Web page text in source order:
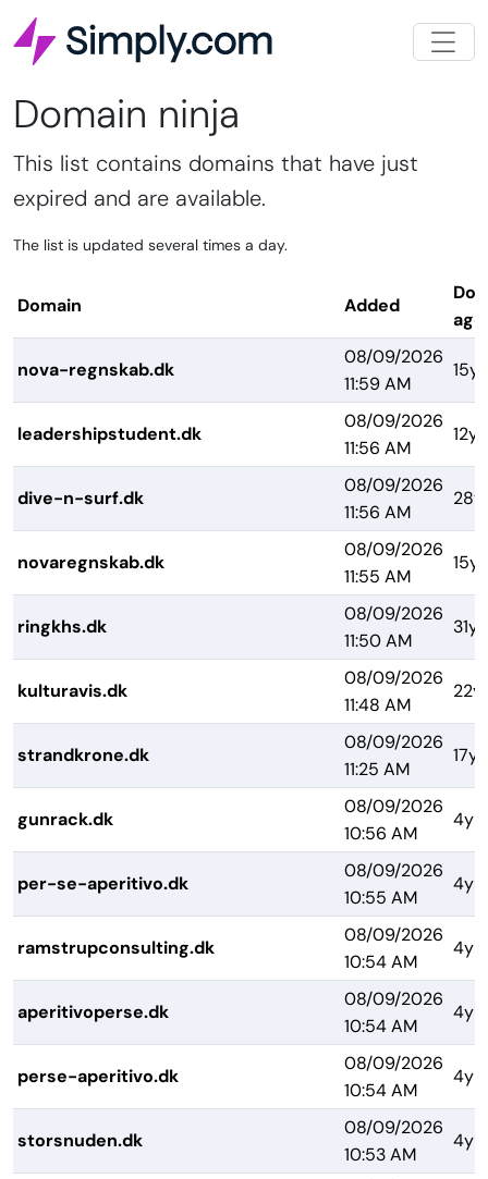
Domain ninja
This list contains domains that have just
expired and are available.
The list is updated several times a day.
Domain Added
age
nova-regnskab.dk
08/09/2026
11:59 AM
leadershipstudent.dk
08/09/2026
11:56 AM
dive-n-surf.dk
08/09/2026
11:56 AM
novaregnskab.dk
08/09/2026
11:55 AM
ringkhs.dk
08/09/2026
11:50 AM
kulturavis.dk
08/09/2026
11:48 AM
strandkrone.dk
08/09/2026
11:25 AM
gunrack.dk
08/09/2026
10:56 AM
4yrs
per-se-aperitivo.dk
08/09/2026
10:55 AM
4yrs
ramstrupconsulting.dk
08/09/2026
10:54 AM
4yrs
aperitivoperse.dk
08/09/2026
10:54 AM
4yrs
perse-aperitivo.dk
08/09/2026
10:54 AM
4yrs
storsnuden.dk
08/09/2026
10:53 AM
4yrs